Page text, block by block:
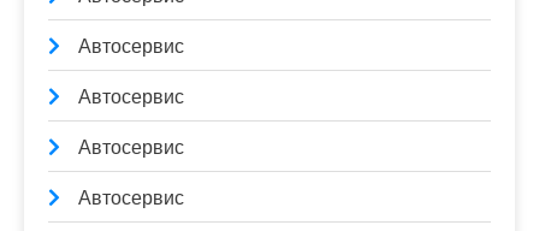
Автосервис
Автосервис
Автосервис
Автосервис